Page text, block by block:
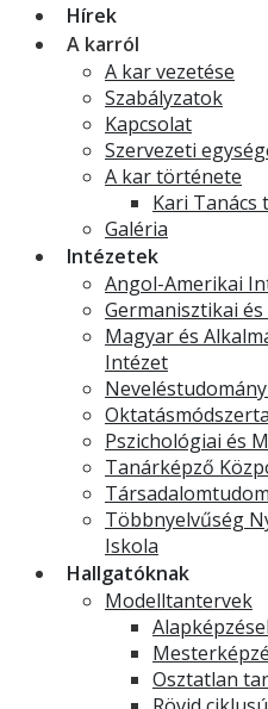
Hírek
A karról
A kar vezetése
Szabályzatok
Kapcsolat
Szervezeti
A kar története
Kari Tanács
Galéria
Intézetek
Angol-Amerikai
Germanisztikai
Magyar és
Intézet
Pszichológiai és
Tanárképző
Többnyelvűség
Iskola
Hallgatóknak
Modelltantervek
Osztatlan